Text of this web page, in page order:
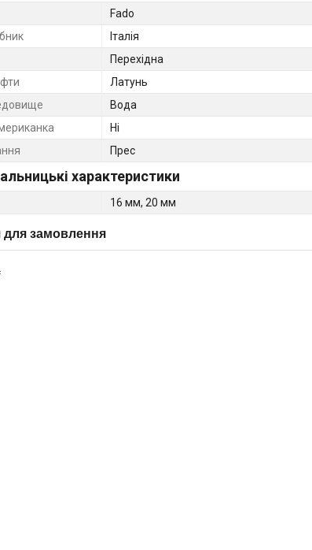
Fado
Італія
Перехідна
Латунь
Вода
Ні
Прес
характеристики
16 мм, 20 мм
для замовлення